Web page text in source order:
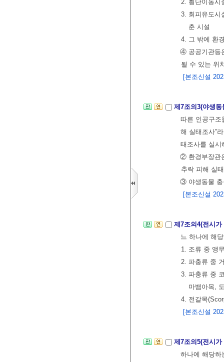
2. 횡단이동시
3. 회피유도시
춘 시설
4. 그 밖에 환
④ 공공기관등
될 수 있는 위
[본조신설
제7조의3(야생
따른 인공구조
해 실태조사”
태조사를 실시
② 환경부장관
추락 피해 실
③ 야생동물 충
[본조신설
제7조의4(전시
느 하나에 해
1. 조류 중 앵
2. 파충류 중
3. 파충류 중
마뱀아목,
4. 전갈목
[본조신설
제7조의5(전시
하나에 해당하